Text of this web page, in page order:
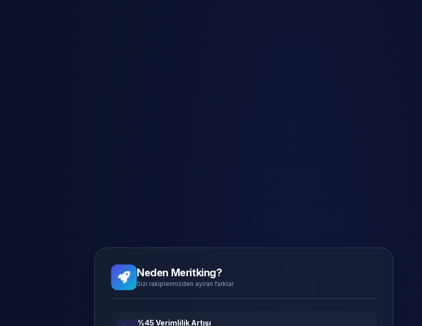
Neden Meritking?
Sizi rakiplerinizden ayıran farklar
%45 Verimlilik Artışı